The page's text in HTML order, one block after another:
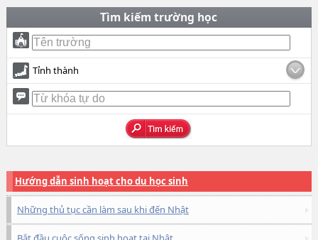
Tìm kiếm trường học
Tỉnh thành
Hướng dẫn sinh hoạt cho du học sinh
Những thủ tục cần làm sau khi đến Nhật